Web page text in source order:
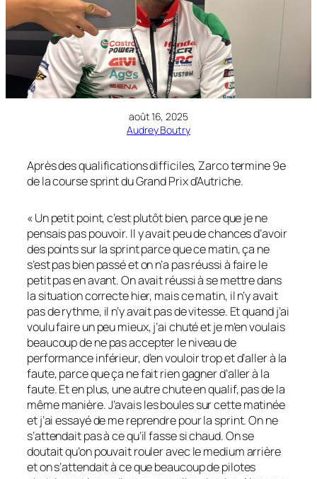
août 16, 2025
Audrey Boutry
Après des qualifications difficiles, Zarco termine 9e
de la course sprint du Grand Prix d’Autriche.
« Un petit point, c’est plutôt bien, parce que je ne
pensais pas pouvoir. Il y avait peu de chances d’avoir
des points sur la sprint parce que ce matin, ça ne
s’est pas bien passé et on n’a pas réussi à faire le
petit pas en avant. On avait réussi à se mettre dans
la situation correcte hier, mais ce matin, il n’y avait
pas de rythme, il n’y avait pas de vitesse. Et quand j’ai
voulu faire un peu mieux, j’ai chuté et je m’en voulais
beaucoup de ne pas accepter le niveau de
performance inférieur, d’en vouloir trop et d’aller à la
faute, parce que ça ne fait rien gagner d’aller à la
faute. Et en plus, une autre chute en qualif, pas de la
même manière. J’avais les boules sur cette matinée
et j’ai essayé de me reprendre pour la sprint. On ne
s’attendait pas à ce qu’il fasse si chaud. On se
doutait qu’on pouvait rouler avec le medium arrière
et on s’attendait à ce que beaucoup de pilotes